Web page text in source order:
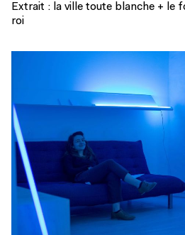
Extrait : la ville toute blanche + le
roi